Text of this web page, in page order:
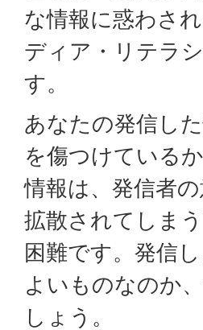
な情報に惑わさ
ディア・リテラ
す。
あなたの発信し
を傷つけている
情報は、発信者
拡散されてしま
困難です。発信
よいものなのか
しょう。